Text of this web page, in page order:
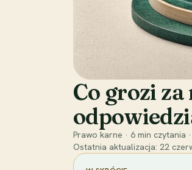
Co grozi
Prawo karne · 6 min czytania ·
Ostatnia aktualizacja: 22